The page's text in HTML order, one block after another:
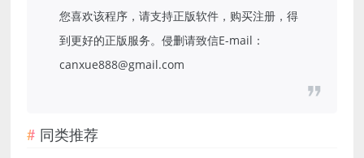
您喜欢该程序，请支持正版软件，购买注册，得
到更好的正版服务。侵删请致信E-mail：
canxue888@gmail.com
同类推荐